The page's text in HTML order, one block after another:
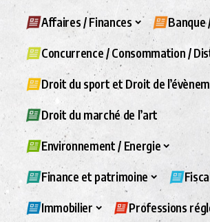
Affaires / Finances Banque
Concurrence / Consommation /
Droit du sport et Droit de
Droit du marché de l’art
Environnement / Energie
Finance et patrimoine
Immobilier Professions